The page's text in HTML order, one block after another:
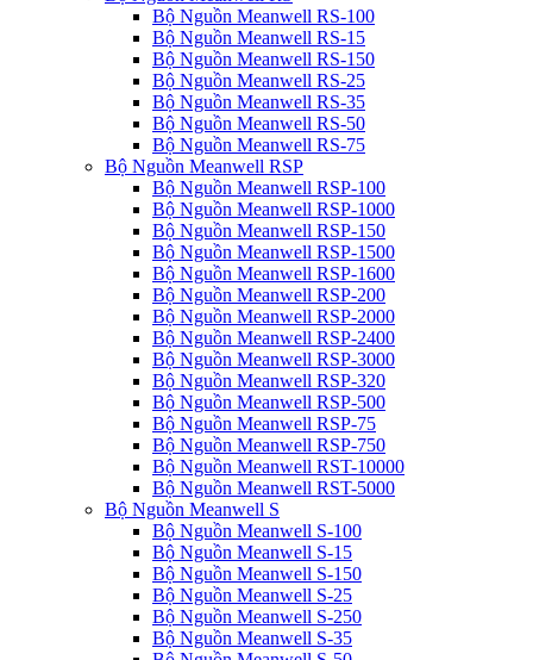
Bộ Nguồn Meanwell RS-100
Bộ Nguồn Meanwell RS-15
Bộ Nguồn Meanwell RS-150
Bộ Nguồn Meanwell RS-25
Bộ Nguồn Meanwell RS-35
Bộ Nguồn Meanwell RS-50
Bộ Nguồn Meanwell RS-75
Bộ Nguồn Meanwell RSP
Bộ Nguồn Meanwell RSP-100
Bộ Nguồn Meanwell RSP-1000
Bộ Nguồn Meanwell RSP-150
Bộ Nguồn Meanwell RSP-1500
Bộ Nguồn Meanwell RSP-1600
Bộ Nguồn Meanwell RSP-200
Bộ Nguồn Meanwell RSP-2000
Bộ Nguồn Meanwell RSP-2400
Bộ Nguồn Meanwell RSP-3000
Bộ Nguồn Meanwell RSP-320
Bộ Nguồn Meanwell RSP-500
Bộ Nguồn Meanwell RSP-75
Bộ Nguồn Meanwell RSP-750
Bộ Nguồn Meanwell RST-10000
Bộ Nguồn Meanwell RST-5000
Bộ Nguồn Meanwell S
Bộ Nguồn Meanwell S-100
Bộ Nguồn Meanwell S-15
Bộ Nguồn Meanwell S-150
Bộ Nguồn Meanwell S-25
Bộ Nguồn Meanwell S-250
Bộ Nguồn Meanwell S-35